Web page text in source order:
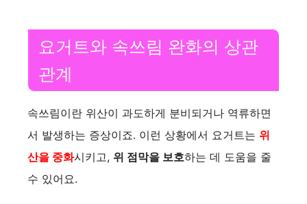
요거트와 속쓰림 완화의 상관
관계
속쓰림이란 위산이 과도하게 분비되거나 역류하면
서 발생하는 증상이죠. 이런 상황에서 요거트는 위
산을 중화시키고, 위 점막을 보호하는 데 도움을 줄
수 있어요.